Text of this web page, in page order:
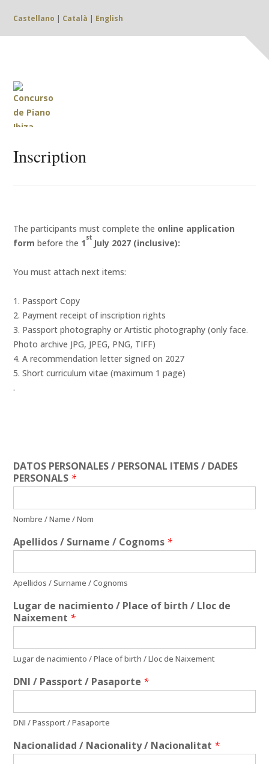
Castellano | Català | English
Inscription
The participants must complete the online application
form before the 1 st July 2027 (inclusive):
You must attach next items:
Passport Copy
Payment receipt of inscription rights
Passport photography or Artistic photography (only face.
Photo archive JPG, JPEG, PNG, TIFF)
A recommendation letter signed on 2027
Short curriculum vitae (maximum 1 page)
.
DATOS PERSONALES / PERSONAL ITEMS / DADES
PERSONALS *
Nombre / Name / Nom
Apellidos / Surname / Cognoms *
Apellidos / Surname / Cognoms
Lugar de nacimiento / Place of birth / Lloc de
Naixement *
Lugar de nacimiento / Place of birth / Lloc de Naixement
DNI / Passport / Pasaporte *
DNI / Passport / Pasaporte
Nacionalidad / Nacionality / Nacionalitat *